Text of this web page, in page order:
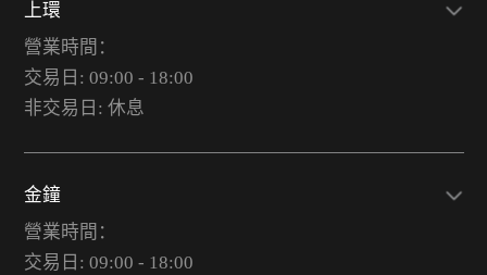
上環
營業時間：
交易日: 09:00 - 18:00
非交易日: 休息
金鐘
營業時間：
交易日: 09:00 - 18:00